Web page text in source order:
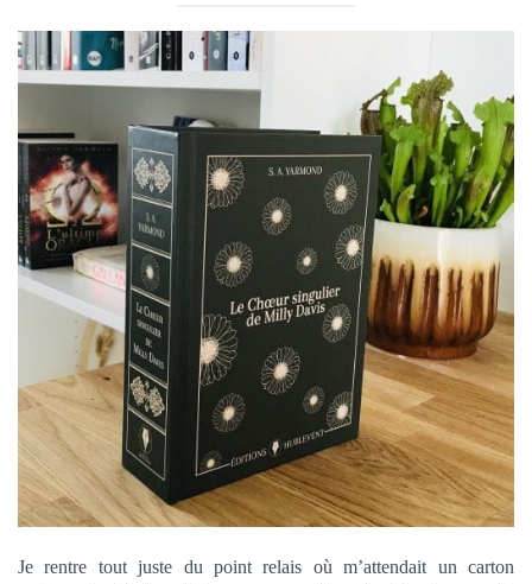
Je rentre tout juste du point relais où m’attendait un carton